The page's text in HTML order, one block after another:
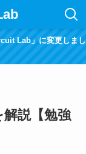
Lab」に変更しまし
説【勉強